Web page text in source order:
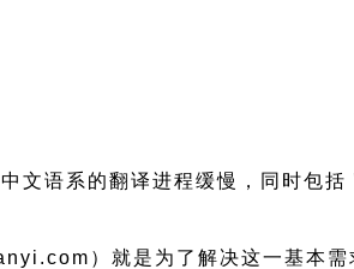
文语系的翻译进程缓慢，同时包
） 就是为了解决这一基本